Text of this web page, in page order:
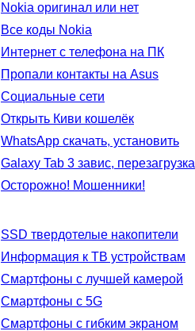
Nokia оригинал или нет
Все коды Nokia
Интернет с телефона на ПК
Пропали контакты на Asus
Социальные сети
Открыть Киви кошелёк
WhatsApp скачать, установить
Galaxy Tab 3 завис, перезагрузка
Осторожно! Мошенники!
SSD твердотелые накопители
Информация к ТВ устройствам
Смартфоны с лучшей камерой
Смартфоны с 5G
Смартфоны с гибким экраном